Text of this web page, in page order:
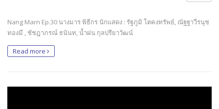
Nang Marn Ep.30 นางมาร พิธีกร นักแสดง : รัฐภูมิ โตคงทรัพย์, ณัฐฐาวีรนุช
ทองมี , ชัชฎาภรณ์ ธนันท, น้ำฝน กุลปรียาวัฒน์
Read more